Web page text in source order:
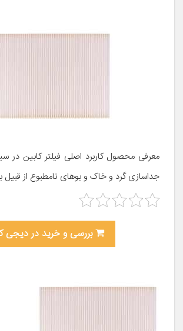
معرفی محصول کاربرد اصلی فیلتر کابین در
جداسازی گرد و خاک و بوهای نامطبوع از
بررسی و خرید در دیجی